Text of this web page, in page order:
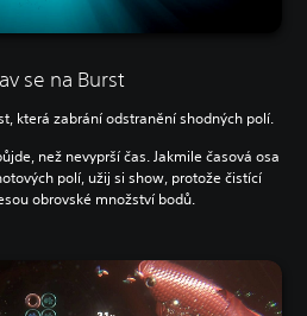
se na Burst
která zabrání odstranění shodných polí.
než nevyprší čas. Jakmile časová osa
polí, užij si show, protože čistící
obrovské množství bodů.